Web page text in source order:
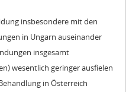
insbesondere mit den
in Ungarn auseinander
insgesamt
wesentlich geringer ausfielen
in Österreich